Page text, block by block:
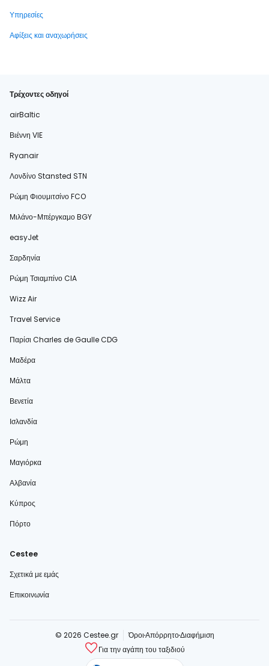
Υπηρεσίες
Αφίξεις και αναχωρήσεις
Τρέχοντες οδηγοί
airBaltic
Βιέννη VIE
Ryanair
Λονδίνο Stansted STN
Ρώμη Φιουμιτσίνο FCO
Μιλάνο-Μπέργκαμο BGY
easyJet
Σαρδηνία
Ρώμη Τσιαμπίνο CIA
Wizz Air
Travel Service
Παρίσι Charles de Gaulle CDG
Μαδέρα
Μάλτα
Βενετία
Ισλανδία
Ρώμη
Μαγιόρκα
Αλβανία
Κύπρος
Πόρτο
Cestee
Σχετικά με εμάς
Επικοινωνία
© 2026 Cestee.gr ΌροιΑπόρρητοΔιαφήμιση
Για την αγάπη του ταξιδιού
cestee.com